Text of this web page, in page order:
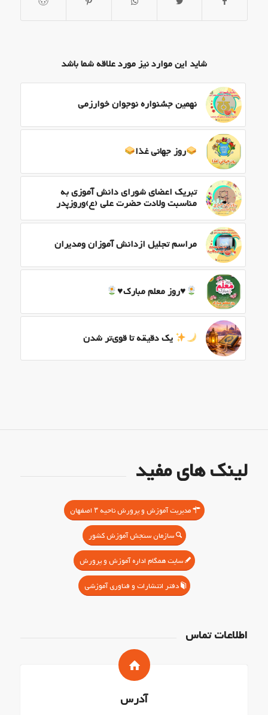
شاید این موارد نیز مورد علاقه شما باشد
نهمین جشنواره نوجوان خوارزمی
روز جهانی غذا
تبریک اعضای شورای دانش آموزی به
مناسبت ولادت حضرت علی (ع)وروزپدر
مراسم تجلیل ازدانش آموزان ومدیران
♥️روز معلم مبارک♥️
یک دقیقه تا قوی‌تر شدن
لینک های مفید
مدیریت آموزش و پرورش ناحیه ۳ اصفهان
سازمان سنجش آموزش کشور
سایت همگام اداره آموزش و پرورش
دفتر انتشارات و فناوری آموزشی
اطلاعات تماس
آدرس